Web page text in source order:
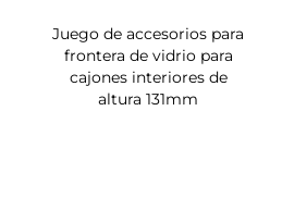
Juego de accesorios para
frontera de vidrio para
cajones interiores de
altura 131mm